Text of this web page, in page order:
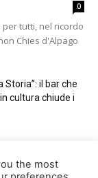
0
tutti, nel ricordo
Chies d'Alpago
Storia”: il bar che
cultura chiude i
2026.
16 agosto
the most